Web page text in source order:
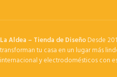
La Aldea – Tienda de DiseñoDesde
transforman tu casa en un lugar más
internacional y electrodomésticos con